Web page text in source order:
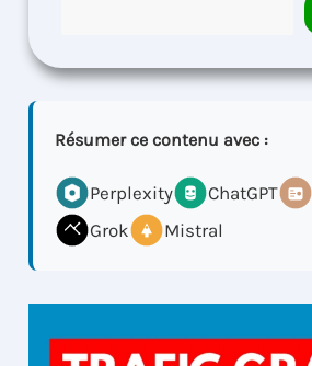
Résumer ce contenu avec :
Perplexity ChatGPT
Grok
Mistral